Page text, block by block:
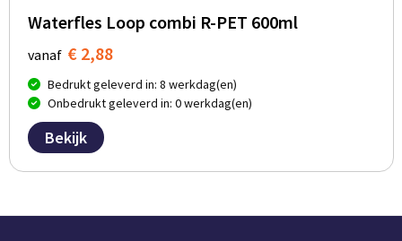
Waterfles Loop combi R-PET 600ml
vanaf € 2,88
Bedrukt geleverd in: 8 werkdag(en)
Onbedrukt geleverd in: 0 werkdag(en)
Bekijk